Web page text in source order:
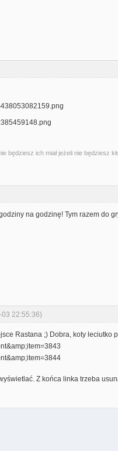
będziesz ich miał jeżeli nie będziesz
na godzinę! Tym razem do
22:55:36)
Rastana ;) Dobra, koty leciutko
Z końca linka trzeba